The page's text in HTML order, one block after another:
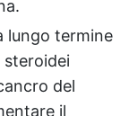
lungo termine
del
il